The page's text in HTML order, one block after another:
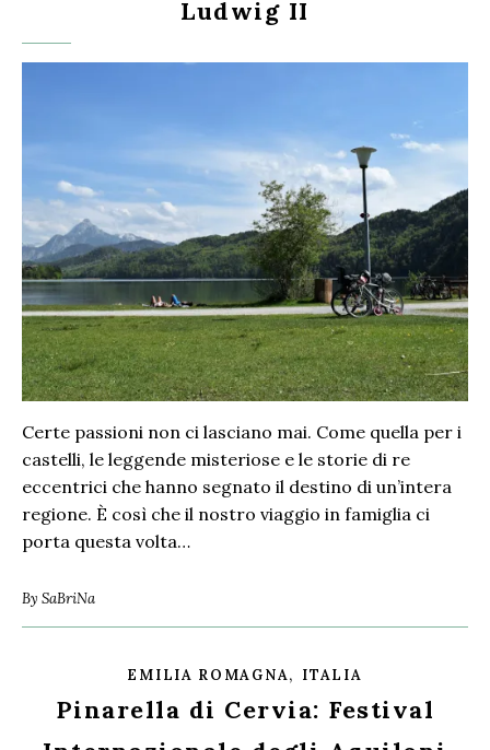
Ludwig II
Certe passioni non ci lasciano mai. Come quella per i
castelli, le leggende misteriose e le storie di re
eccentrici che hanno segnato il destino di un’intera
regione. È così che il nostro viaggio in famiglia ci
porta questa volta…
By SaBriNa
EMILIA ROMAGNA, ITALIA
Pinarella di Cervia: Festival